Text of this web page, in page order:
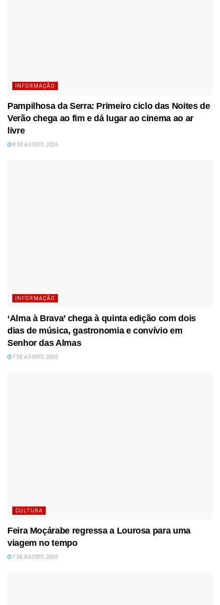
INFORMAÇÃO
Pampilhosa da Serra: Primeiro ciclo das Noites de
Verão chega ao fim e dá lugar ao cinema ao ar
livre
8 DE AGOSTO, 2026
INFORMAÇÃO
‘Alma à Brava’ chega à quinta edição com dois
dias de música, gastronomia e convívio em
Senhor das Almas
7 DE AGOSTO, 2026
CULTURA
Feira Moçárabe regressa a Lourosa para uma
viagem no tempo
7 DE AGOSTO, 2026